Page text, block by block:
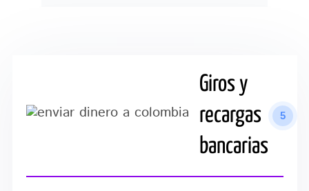
Giros y
recargas
bancarias
5